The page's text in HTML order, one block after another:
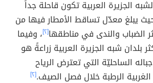
الجزيرة العربية تكون قاحلة جداً
يبلغ معدّل تساقط الأمطار فيها من
[٢] ، وفيما
بلدان شبه الجزيرة العربية زراعةً هو
الساحليّة التي تعترض الرياح
الرطبة خلال فصل الصيف.[٢]